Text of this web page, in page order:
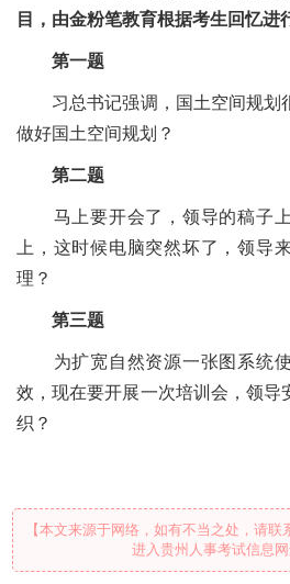
目，由金粉笔教育根据考生回忆进
第一题
习总书记强调，国土空间规划
做好国土空间规划？
第二题
马上要开会了，领导的稿子上
上，这时候电脑突然坏了，领导
理？
第三题
为扩宽自然资源一张图系统使
效，现在要开展一次培训会，领导
织？
【本文来源于网络，如有不当之处，请
进入贵州人事考试信息网